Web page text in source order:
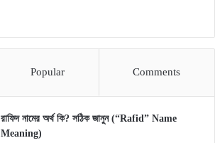
Popular Comments
রাফিদ নামের অর্থ কি? সঠিক জানুন (“Rafid” Name
Meaning)